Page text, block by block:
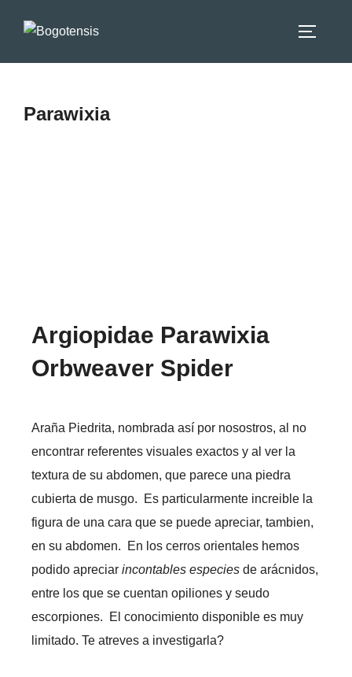
Parawixia
Argiopidae Parawixia
Orbweaver Spider
Araña Piedrita, nombrada así por nosostros, al no
encontrar referentes visuales exactos y al ver la
textura de su abdomen, que parece una piedra
cubierta de musgo. Es particularmente increible la
figura de una cara que se puede apreciar, tambien,
en su abdomen. En los cerros orientales hemos
podido apreciar incontables especies de arácnidos,
entre los que se cuentan opiliones y seudo
escorpiones. El conocimiento disponible es muy
limitado. Te atreves a investigarla?